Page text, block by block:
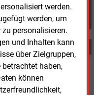
werden.
werden, um
personalisieren.
und Inhalten kann
über Zielgruppen,
haben,
können
Freitag, 26.06.2026, 14:07
schnelleren Netzausbau